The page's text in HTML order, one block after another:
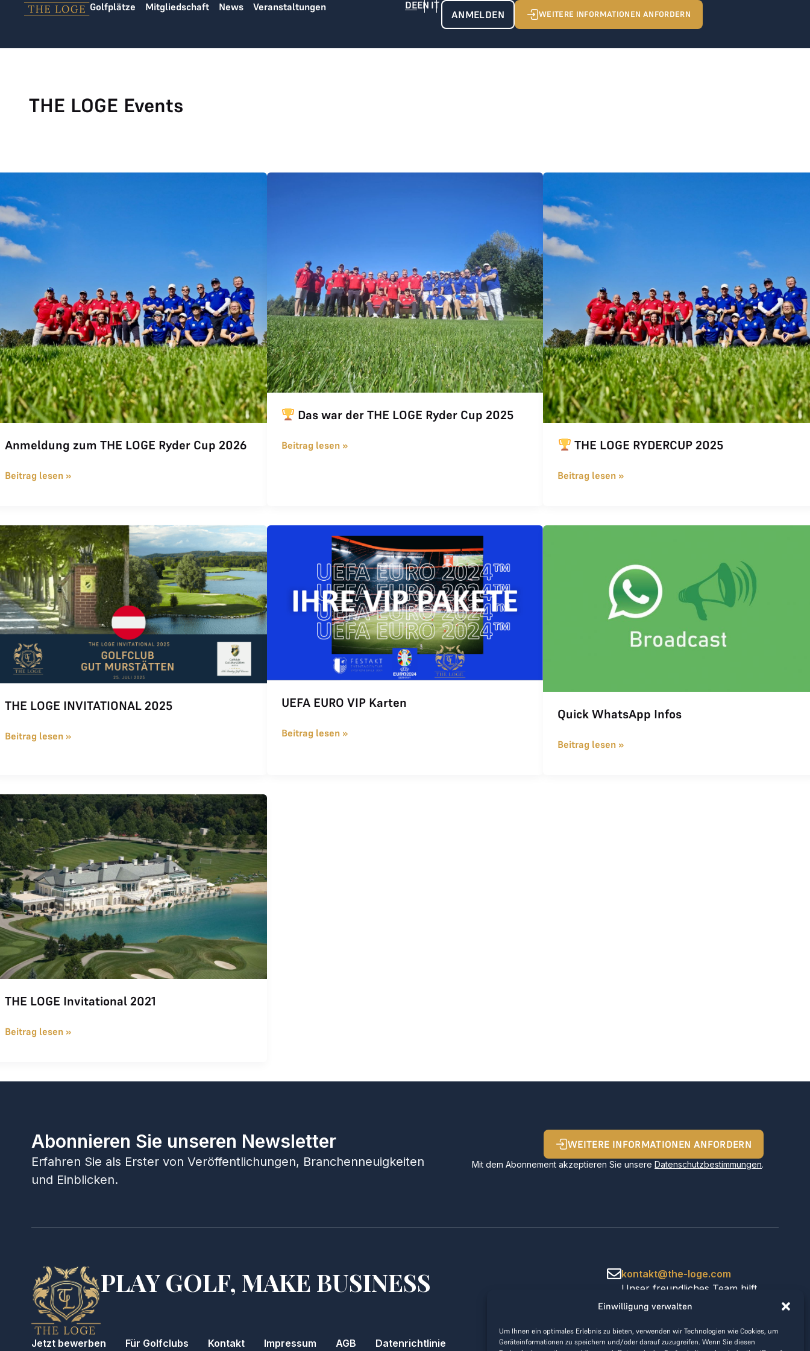
Einwilligung verwalten
Um Ihnen ein optimales Erlebnis zu bieten, verwenden wir Technologien wie Cookies, um
Geräteinformationen zu speichern und/oder darauf zuzugreifen. Wenn Sie diesen
Zum Inhalt springen Golfplätze Mitgliedschaft News Veranstaltungen
ANMELDEN WEITERE INFORMATIONEN ANFORDERN
THE LOGE Events
Anmeldung zum THE LOGE Ryder Cup 2026
Beitrag lesen »
Das war der THE LOGE Ryder Cup 2025
Beitrag lesen » THE LOGE RYDERCUP 2025
Beitrag lesen »
THE LOGE INVITATIONAL 2025
THE LOGE INVITATIONAL 2025
Beitrag lesen »
UEFA EURO VIP Karten
Beitrag lesen »
Quick WhatsApp Infos
Beitrag lesen »
THE LOGE Invitational 2021
THE LOGE Invitational 2021
Beitrag lesen »
Abonnieren Sie unseren Newsletter
Erfahren Sie als Erster von Veröffentlichungen, Branchenneuigkeiten
und Einblicken.
WEITERE INFORMATIONEN ANFORDERN
Mit dem Abonnement akzeptieren Sie unsereDatenschutzbestimmungen.
PLAY GOLF, MAKE BUSINESS
Jetzt bewerben Für Golfclubs Kontakt Impressum AGB Datenrichtlinie
kontakt@the-loge.com
Unser freundliches Team hilft
Ihnen gerne weiter.
Mo-Fr von 8:00 bis 17:00 Uhr.